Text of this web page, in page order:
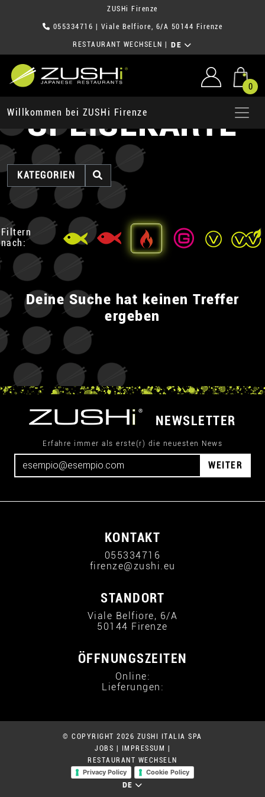
ZUSHi Firenze
055334716 | Viale Belfiore, 6/A 50144 Firenze
RESTAURANT WECHSELN DE
0
Willkommen bei ZUSHi Firenze
SPEISEKARTE
KATEGORIEN
Filtern
nach:
Deine Suche hat keinen Treffer
ergeben
NEWSLETTER
Erfahre immer als erste(r) die neuesten News
WEITER
KONTAKT
055334716
firenze@zushi.eu
STANDORT
Viale Belfiore, 6/A
50144 Firenze
ÖFFNUNGSZEITEN
Online:
Lieferungen:
© COPYRIGHT 2026 ZUSHI ITALIA SPA
JOBS
IMPRESSUM
RESTAURANT WECHSELN
Privacy Policy
Cookie Policy
DE